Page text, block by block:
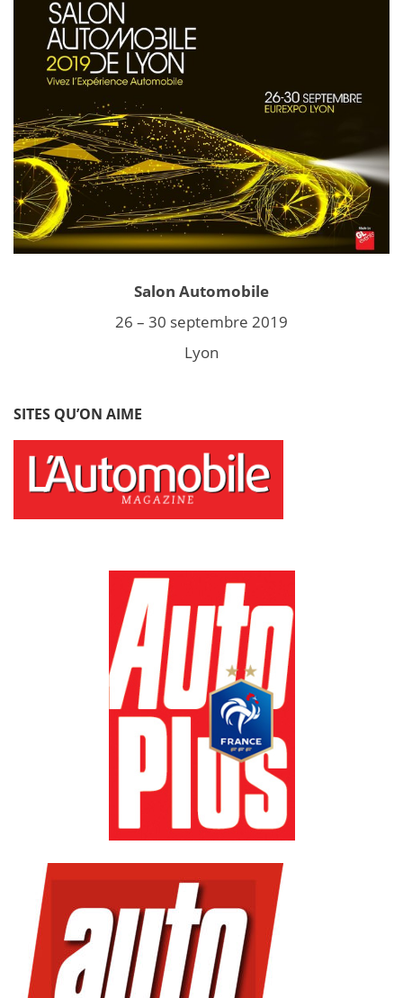
Salon Automobile
26 – 30 septembre 2019
Lyon
SITES QU’ON AIME